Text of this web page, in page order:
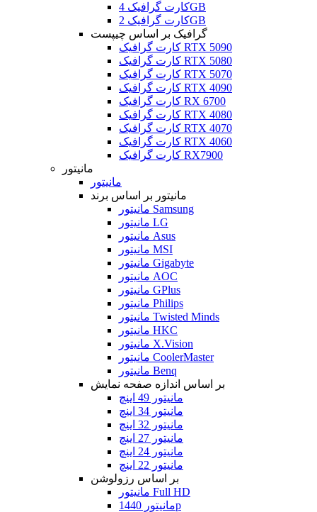
کارت گرافیک 4GB
کارت گرافیک 2GB
گرافیک بر اساس چیپست
کارت گرافیک RTX 5090
کارت گرافیک RTX 5080
کارت گرافیک RTX 5070
کارت گرافیک RTX 4090
کارت گرافیک RX 6700
کارت گرافیک RTX 4080
کارت گرافیک RTX 4070
کارت گرافیک RTX 4060
کارت گرافیک RX7900
مانیتور
مانیتور
مانیتور بر اساس برند
مانیتور Samsung
مانیتور LG
مانیتور Asus
مانیتور MSI
مانیتور Gigabyte
مانیتور AOC
مانیتور GPlus
مانیتور Philips
مانیتور Twisted Minds
مانیتور HKC
مانیتور X.Vision
مانیتور CoolerMaster
مانیتور Benq
بر اساس اندازه صفحه نمایش
مانیتور 49 اینچ
مانیتور 34 اینچ
مانیتور 32 اینچ
مانیتور 27 اینچ
مانیتور 24 اینچ
مانیتور 22 اینچ
بر اساس رزولوشن
مانیتور Full HD
مانیتور 1440p